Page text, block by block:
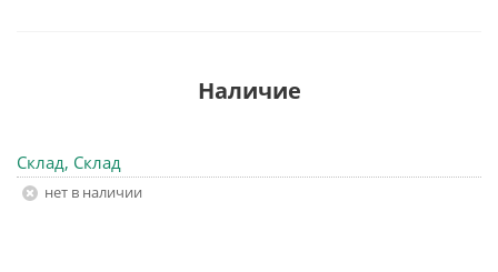
Наличие
Склад, Склад
Нет в наличии